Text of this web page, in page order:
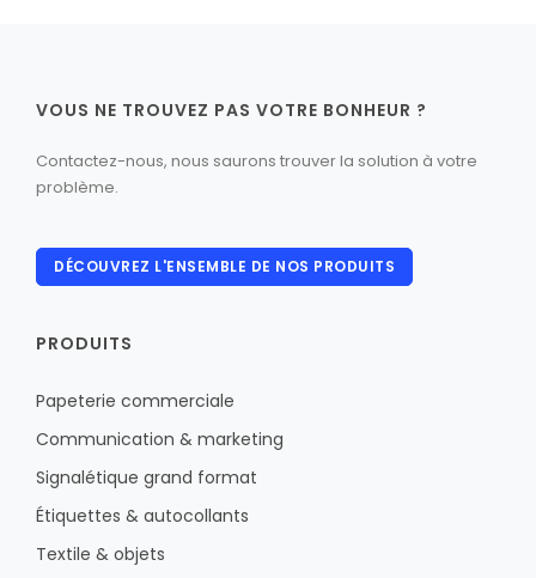
VOUS NE TROUVEZ PAS VOTRE BONHEUR ?
Contactez-nous, nous saurons trouver la solution à votre
problème.
DÉCOUVREZ L'ENSEMBLE DE NOS PRODUITS
PRODUITS
Papeterie commerciale
Communication & marketing
Signalétique grand format
Étiquettes & autocollants
Textile & objets